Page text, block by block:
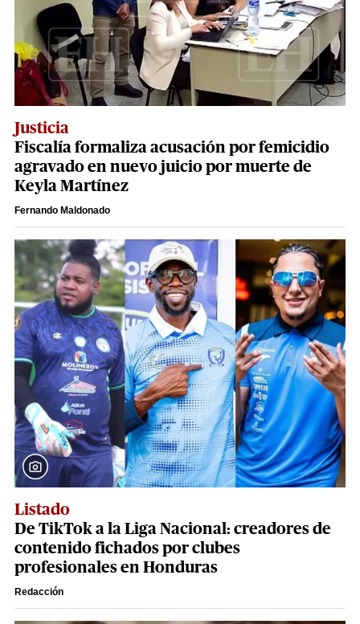
Justicia
Fiscalía formaliza acusación por femicidio
agravado en nuevo juicio por muerte de
Keyla Martínez
Fernando Maldonado
Listado
De TikTok a la Liga Nacional: creadores de
contenido fichados por clubes
profesionales en Honduras
Redacción